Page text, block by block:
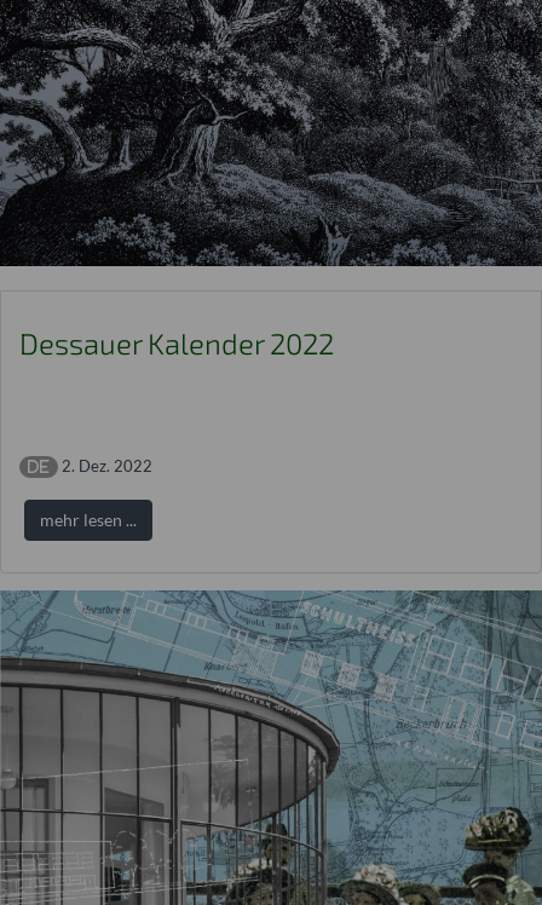
Dessauer Kalender 2022
2. Dez. 2022
mehr lesen ...